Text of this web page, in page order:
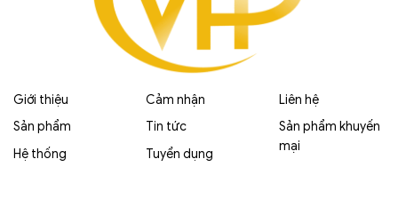
Giới thiệu
Sản phẩm
Hệ thống
Cảm nhận
Tin tức
Tuyển dụng
Liên hệ
Sản phẩm khuyến
mại